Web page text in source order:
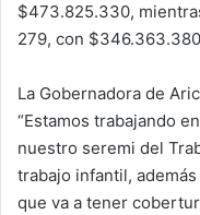
$473.825.330,
279, con
La Gobernadora de
“Estamos trabajando
nuestro seremi del
trabajo infantil,
que va a tener